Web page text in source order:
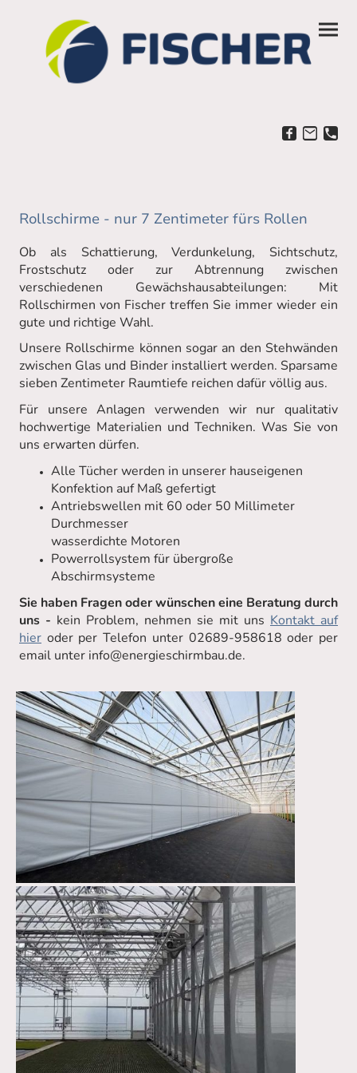
Rollschirme - nur 7 Zentimeter fürs Rollen
Ob als Schattierung, Verdunkelung, Sichtschutz,
Frostschutz oder zur Abtrennung zwischen
verschiedenen Gewächshausabteilungen: Mit
Rollschirmen von Fischer treffen Sie immer wieder ein
gute und richtige Wahl.
Unsere Rollschirme können sogar an den Stehwänden
zwischen Glas und Binder installiert werden. Sparsame
sieben Zentimeter Raumtiefe reichen dafür völlig aus.
Für unsere Anlagen verwenden wir nur qualitativ
hochwertige Materialien und Techniken. Was Sie von
uns erwarten dürfen.
Alle Tücher werden in unserer hauseigenen
Konfektion auf Maß gefertigt
Antriebswellen mit 60 oder 50 Millimeter
Durchmesser
wasserdichte Motoren
Powerrollsystem für übergroße
Abschirmsysteme
Sie haben Fragen oder wünschen eine Beratung durch
uns - kein Problem, nehmen sie mit uns Kontakt auf
hier oder per Telefon unter 02689-958618 oder per
email unter info@energieschirmbau.de.